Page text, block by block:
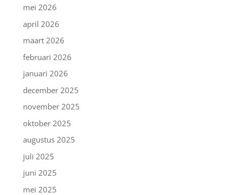
mei 2026
april 2026
maart 2026
februari 2026
januari 2026
december 2025
november 2025
oktober 2025
augustus 2025
juli 2025
juni 2025
mei 2025